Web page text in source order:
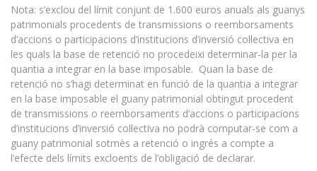
Nota: s’exclou del límit conjunt de 1.600 euros anuals als guanys
patrimonials procedents de transmissions o reemborsaments
d’accions o participacions d’institucions d’inversió col·lectiva en
les quals la base de retenció no procedeixi determinar-la per la
quantia a integrar en la base imposable. Quan la base de
retenció no s’hagi determinat en funció de la quantia a integrar
en la base imposable el guany patrimonial obtingut procedent
de transmissions o reemborsaments d’accions o participacions
d’institucions d’inversió col·lectiva no podrà computar-se com a
guany patrimonial sotmès a retenció o ingrés a compte a
l’efecte dels límits excloents de l’obligació de declarar.